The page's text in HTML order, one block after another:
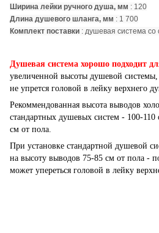
Ширина лейки ручного душа, мм : 120
Длина душевого шланга, мм : 1 700
Комплект поставки : душевая система со
Душевая система хорошо подходит
увеличенной высоты душевой системы,
не упрется головой в лейку верхнего
Рекоммендованная высота выводов
стандартных душевых систем - 100-
см от пола.
При установке стандартной душевой
на высоту выводов 75-85 см от пола -
может упереться головой в лейку